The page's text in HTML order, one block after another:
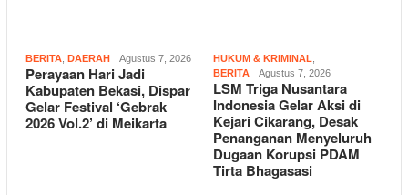
BERITA DAERAH Agustus 7, 2026
Perayaan Hari Jadi
Kabupaten Bekasi, Dispar
Gelar Festival ‘Gebrak
2026 Vol.2’ di Meikarta
HUKUM & KRIMINAL
BERITA
Agustus 7, 2026
LSM Triga Nusantara
Indonesia Gelar Aksi di
Kejari Cikarang, Desak
Penanganan Menyeluruh
Dugaan Korupsi PDAM
Tirta Bhagasasi